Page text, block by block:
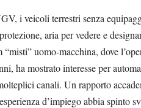
i veicoli terrestri senza
aria per vedere e
uomo-macchina, dove
ha mostrato interesse per
canali. Un rapporto
d’impiego abbia spinto